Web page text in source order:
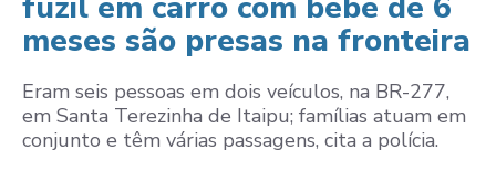
meses são presas na fronteira
Eram seis pessoas em dois veículos, na BR-277,
em Santa Terezinha de Itaipu; famílias atuam em
conjunto e têm várias passagens, cita a polícia.